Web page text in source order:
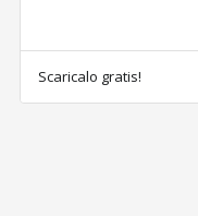
Scaricalo gratis!